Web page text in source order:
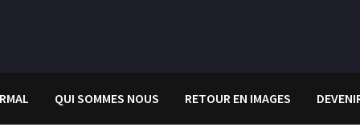
QUI SOMMES NOUS RETOUR EN IMAGES